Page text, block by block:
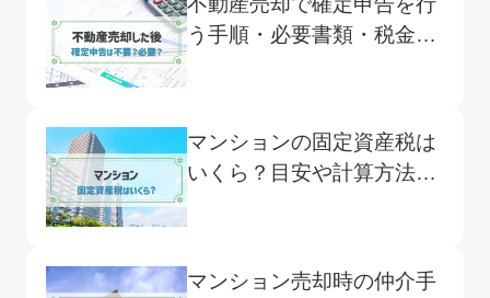
う手順・必要書類・税金の
マンションの固定資産税は
いくら？目安や計算方法、
軽減措置など網羅的に解説
マンション売却時の仲介手